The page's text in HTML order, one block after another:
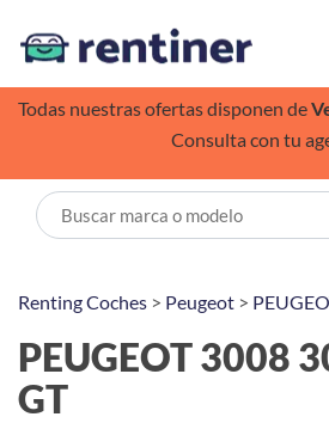
Todas nuestras ofertas disponen de
Consulta con tu
Renting Coches > Peugeot >
PEUGEOT 3008
GT